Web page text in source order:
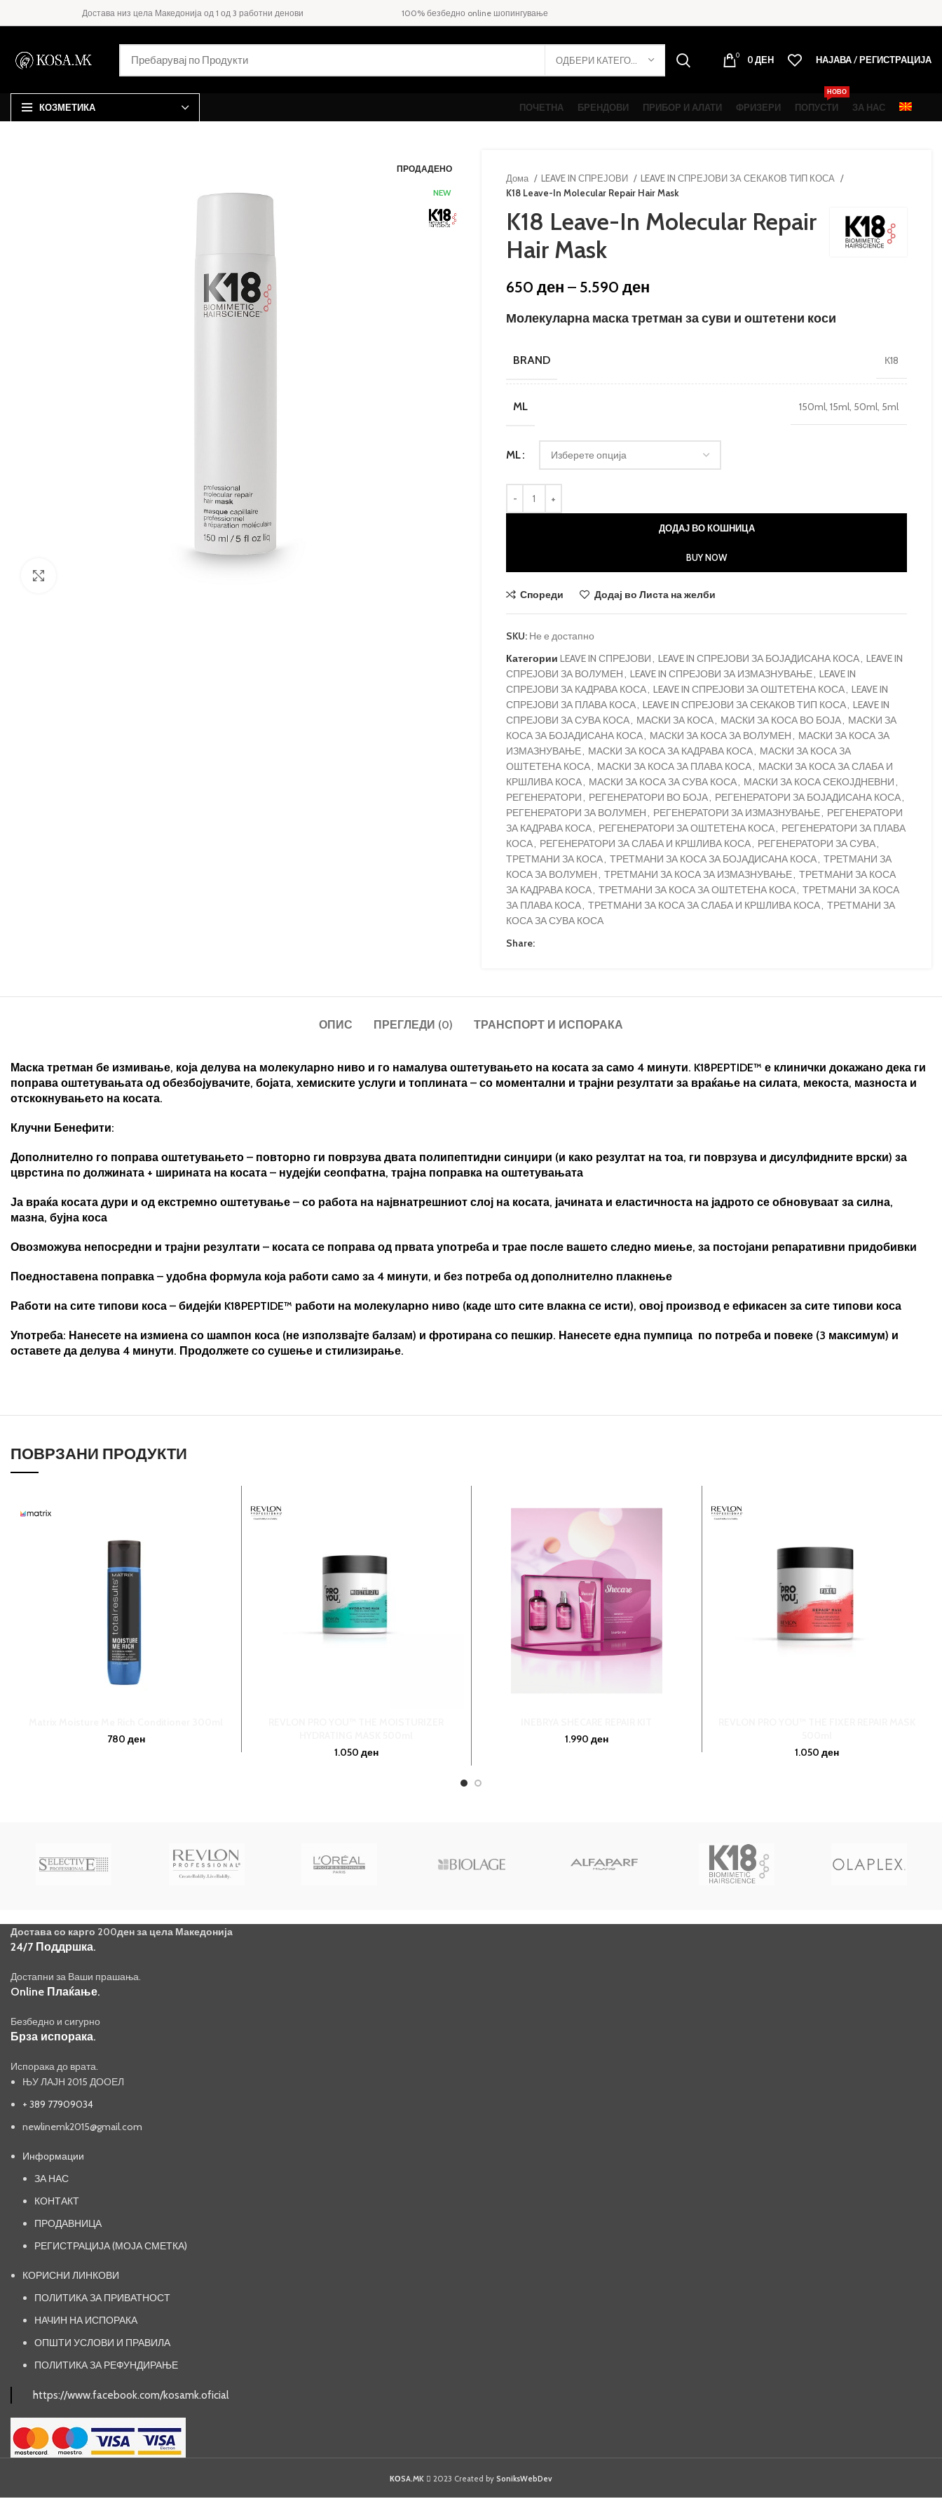
Достава низ цела Македонија од 1 од 3 работни денови 100% безбедно online шопингување
0 0ДЕН НАЈАВА / РЕГИСТРАЦИЈА
КОЗМЕТИКА ПОЧЕТНА БРЕНДОВИ ПРИБОР И АЛАТИ ФРИЗЕРИ ПОПУСТИ
НОВО
ЗА НАС
ПРОДАДЕНО
NEW
Дома LEAVE IN СПРЕЈОВИ
LEAVE IN СПРЕЈОВИ ЗА СЕКАКОВ ТИП КОСА
K18 Leave-In Molecular Repair Hair Mask
K18 Leave-In Molecular Repair
Hair Mask
650 ден – 5.590 ден
Молекуларна маска третман за суви и оштетени коси
BRAND К18
ML 150ml, 15ml, 50ml, 5ml
ML
ДОДАЈ ВО КОШНИЦА
BUY NOW
Спореди Додај во Листа на желби
SKU: Не е достапно
Категории LEAVE IN СПРЕЈОВИ, LEAVE IN СПРЕЈОВИ ЗА БОЈАДИСАНА КОСА, LEAVE IN
СПРЕЈОВИ ЗА ВОЛУМЕН, LEAVE IN СПРЕЈОВИ ЗА ИЗМАЗНУВАЊЕ, LEAVE IN
СПРЕЈОВИ ЗА КАДРАВА КОСА, LEAVE IN СПРЕЈОВИ ЗА ОШТЕТЕНА КОСА, LEAVE IN
СПРЕЈОВИ ЗА ПЛАВА КОСА, LEAVE IN СПРЕЈОВИ ЗА СЕКАКОВ ТИП КОСА, LEAVE IN
СПРЕЈОВИ ЗА СУВА КОСА, МАСКИ ЗА КОСА, МАСКИ ЗА КОСА ВО БОЈА, МАСКИ ЗА
КОСА ЗА БОЈАДИСАНА КОСА, МАСКИ ЗА КОСА ЗА ВОЛУМЕН, МАСКИ ЗА КОСА ЗА
ИЗМАЗНУВАЊЕ, МАСКИ ЗА КОСА ЗА КАДРАВА КОСА, МАСКИ ЗА КОСА ЗА
ОШТЕТЕНА КОСА, МАСКИ ЗА КОСА ЗА ПЛАВА КОСА, МАСКИ ЗА КОСА ЗА СЛАБА И
КРШЛИВА КОСА, МАСКИ ЗА КОСА ЗА СУВА КОСА, МАСКИ ЗА КОСА СЕКОЈДНЕВНИ,
РЕГЕНЕРАТОРИ, РЕГЕНЕРАТОРИ ВО БОЈА, РЕГЕНЕРАТОРИ ЗА БОЈАДИСАНА КОСА,
РЕГЕНЕРАТОРИ ЗА ВОЛУМЕН, РЕГЕНЕРАТОРИ ЗА ИЗМАЗНУВАЊЕ, РЕГЕНЕРАТОРИ
ЗА КАДРАВА КОСА, РЕГЕНЕРАТОРИ ЗА ОШТЕТЕНА КОСА, РЕГЕНЕРАТОРИ ЗА ПЛАВА
КОСА, РЕГЕНЕРАТОРИ ЗА СЛАБА И КРШЛИВА КОСА, РЕГЕНЕРАТОРИ ЗА СУВА,
ТРЕТМАНИ ЗА КОСА, ТРЕТМАНИ ЗА КОСА ЗА БОЈАДИСАНА КОСА, ТРЕТМАНИ ЗА
КОСА ЗА ВОЛУМЕН, ТРЕТМАНИ ЗА КОСА ЗА ИЗМАЗНУВАЊЕ, ТРЕТМАНИ ЗА КОСА
ЗА КАДРАВА КОСА, ТРЕТМАНИ ЗА КОСА ЗА ОШТЕТЕНА КОСА, ТРЕТМАНИ ЗА КОСА
ЗА ПЛАВА КОСА, ТРЕТМАНИ ЗА КОСА ЗА СЛАБА И КРШЛИВА КОСА, ТРЕТМАНИ ЗА
КОСА ЗА СУВА КОСА
Share:
ОПИС ПРЕГЛЕДИ (0) ТРАНСПОРТ И ИСПОРАКА
Маска третман бе измивање, која делува на молекуларно ниво и го намалува оштетувањето на косата за само 4 минути. K18PEPTIDE™ е клинички докажано дека ги
поправа оштетувањата од обезбојувачите, бојата, хемиските услуги и топлината – со моментални и трајни резултати за враќање на силата, мекоста, мазноста и
отскокнувањето на косата.
Клучни Бенефити:
Дополнително го поправа оштетувањето – повторно ги поврзува двата полипептидни синџири (и како резултат на тоа, ги поврзува и дисулфидните врски) за
цврстина по должината + ширината на косата – нудејќи сеопфатна, трајна поправка на оштетувањата
Ја враќа косата дури и од екстремно оштетување – со работа на највнатрешниот слој на косата, јачината и еластичноста на јадрото се обновуваат за силна,
мазна, бујна коса
Овозможува непосредни и трајни резултати – косата се поправа од првата употреба и трае после вашето следно миење, за постојани репаративни придобивки
Поедноставена поправка – удобна формула која работи само за 4 минути, и без потреба од дополнително плакнење
Работи на сите типови коса – бидејќи K18PEPTIDE™ работи на молекуларно ниво (каде што сите влакна се исти), овој производ е ефикасен за сите типови коса
Употреба: Нанесете на измиена со шампон коса (не използвајте балзам) и фротирана со пешкир. Нанесете една пумпица по потреба и повеке (3 максимум) и
оставете да делува 4 минути. Продолжете со сушење и стилизирање.
ПОВРЗАНИ ПРОДУКТИ
780 ден
1.050 ден
1.990 ден
1.050 ден
Достава со карго 200ден за цела Македонија
24/7 Поддршка.
Достапни за Ваши прашања.
Online Плаќање.
Безбедно и сигурно
Брза испорака.
Испорака до врата.
ЊУ ЛАЈН 2015 ДООЕЛ
+ 389 77909034
newlinemk2015@gmail.com
Информации
ЗА НАС
КОНТАКТ
ПРОДАВНИЦА
РЕГИСТРАЦИЈА (МОЈА СМЕТКА)
КОРИСНИ ЛИНКОВИ
ПОЛИТИКА ЗА ПРИВАТНОСТ
НАЧИН НА ИСПОРАКА
ОПШТИ УСЛОВИ И ПРАВИЛА
ПОЛИТИКА ЗА РЕФУНДИРАЊЕ
https://www.facebook.com/kosamk.oficial
КОSA.MK 2023 Created by SoniksWebDev